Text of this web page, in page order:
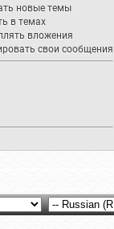
новые темы
в темах
вложения
свои сообщения